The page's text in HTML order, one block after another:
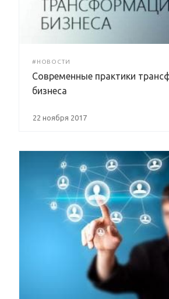
#НОВОСТИ
Современные практики
бизнеса
22 ноября 2017